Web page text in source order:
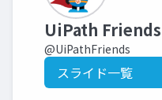
UiPath
@UiPathFriends
スライド一覧